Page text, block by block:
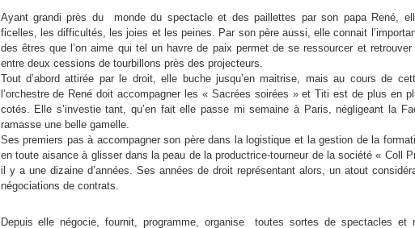
Ayant grandi près du monde du spectacle et des paillettes par son papa René,
ficelles, les difficultés, les joies et les peines. Par son père aussi, elle connait
des êtres que l’on aime qui tel un havre de paix permet de se ressourcer et
entre deux cessions de tourbillons près des projecteurs.
Tout d’abord attirée par le droit, elle buche jusqu’en maitrise, mais au cours de
l’orchestre de René doit accompagner les « Sacrées soirées » et Titi est de plus en
cotés. Elle s’investie tant, qu’en fait elle passe mi semaine à Paris, négligeant la
ramasse une belle gamelle.
Ses premiers pas à accompagner son père dans la logistique et la gestion de la
en toute aisance à glisser dans la peau de la productrice-tourneur de la société « Coll
il y a une dizaine d’années. Ses années de droit représentant alors, un atout
négociations de contrats.
Depuis elle négocie, fournit, programme, organise toutes sortes de spectacles et